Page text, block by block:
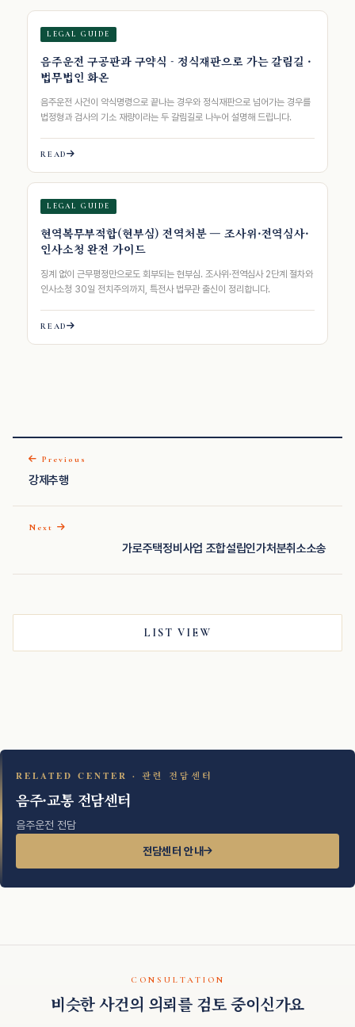
LEGAL GUIDE
음주운전 구공판과 구약식 - 정식재판으로 가는 갈림길 ·
법무법인 화온
음주운전 사건이 약식명령으로 끝나는 경우와 정식재판으로 넘어가는 경우를
법정형과 검사의 기소 재량이라는 두 갈림길로 나누어 설명해 드립니다.
READ
LEGAL GUIDE
현역복무부적합(현부심) 전역처분 — 조사위·전역심사·
인사소청 완전 가이드
징계 없이 근무평정만으로도 회부되는 현부심. 조사위·전역심사 2단계 절차와
인사소청 30일 전치주의까지, 특전사 법무관 출신이 정리합니다.
READ
Previous
강제추행
Next
가로주택정비사업 조합설립인가처분취소소송
LIST VIEW
RELATED CENTER · 관련 전담센터
음주·교통 전담센터
음주운전 전담
전담센터 안내
CONSULTATION
비슷한 사건의 의뢰를 검토 중이신가요